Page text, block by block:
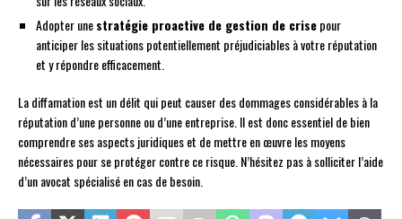
Adopter unestratégie proactive de gestion de crisepour
anticiper les situations potentiellement préjudiciables à votre réputation
et y répondre efficacement.
La diffamation est un délit qui peut causer des dommages considérables à la
réputation d’une personne ou d’une entreprise. Il est donc essentiel de bien
comprendre ses aspects juridiques et de mettre en œuvre les moyens
nécessaires pour se protéger contre ce risque. N’hésitez pas à solliciter l’aide
d’un avocat spécialisé en cas de besoin.